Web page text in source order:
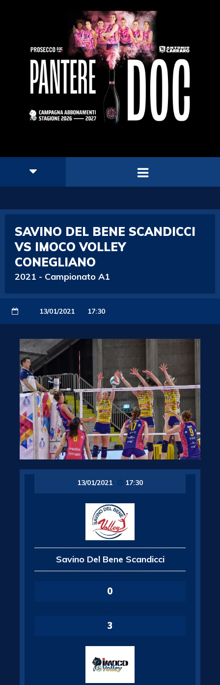
SAVINO DEL BENE SCANDICCI
VS IMOCO VOLLEY
CONEGLIANO
2021 - Campionato A1
13/01/2021 17:30
13/01/2021 17:30
Savino Del Bene Scandicci
0
3